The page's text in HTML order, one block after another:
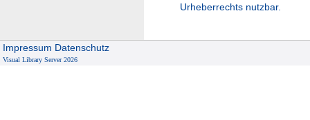
Urheberrechts nutzbar.
Impressum Datenschutz
Visual Library Server 2026